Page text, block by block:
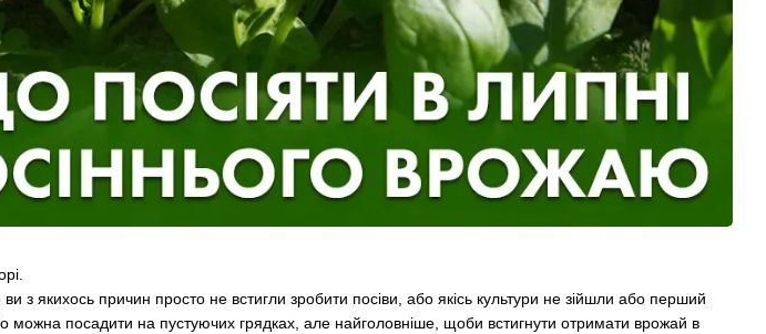
якихось причин просто не встигли зробити посіви, або якісь культури не зійшли або перший
посадити на пустуючих грядках, але найголовніше, щоби встигнути отримати врожай в